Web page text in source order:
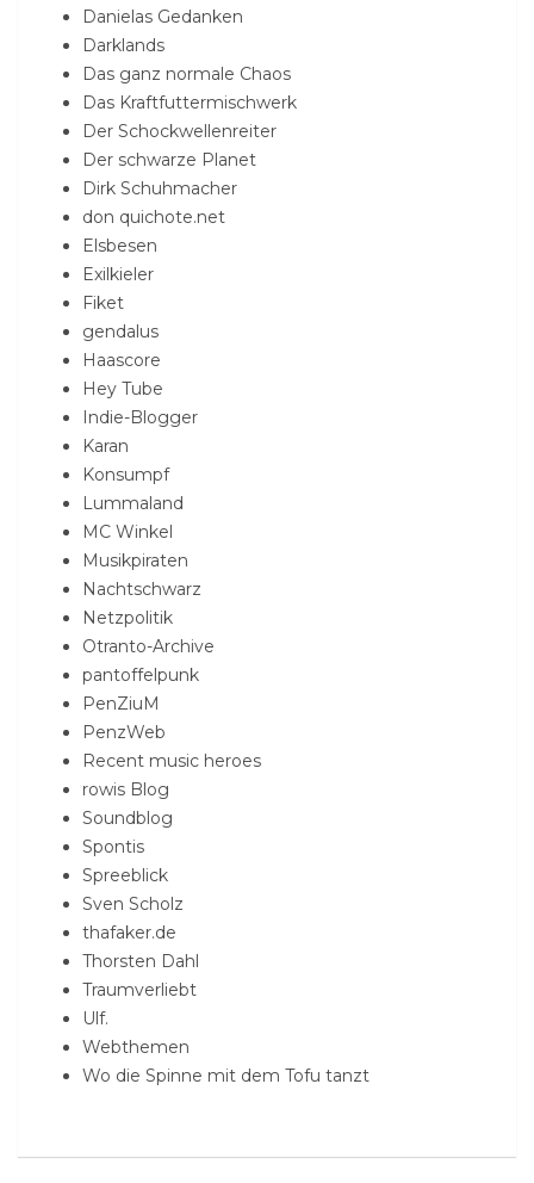
Danielas Gedanken
Darklands
Das ganz normale Chaos
Das Kraftfuttermischwerk
Der Schockwellenreiter
Der schwarze Planet
Dirk Schuhmacher
don quichote.net
Elsbesen
Exilkieler
Fiket
gendalus
Haascore
Hey Tube
Indie-Blogger
Karan
Konsumpf
Lummaland
MC Winkel
Musikpiraten
Nachtschwarz
Netzpolitik
Otranto-Archive
pantoffelpunk
PenZiuM
PenzWeb
Recent music heroes
rowis Blog
Soundblog
Spontis
Spreeblick
Sven Scholz
thafaker.de
Thorsten Dahl
Traumverliebt
Ulf.
Webthemen
Wo die Spinne mit dem Tofu tanzt